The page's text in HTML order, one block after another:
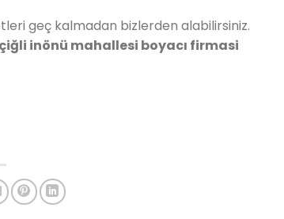
geç kalmadan bizlerden alabilirsiniz.
çiğli inönü mahallesi boyacı firmasi